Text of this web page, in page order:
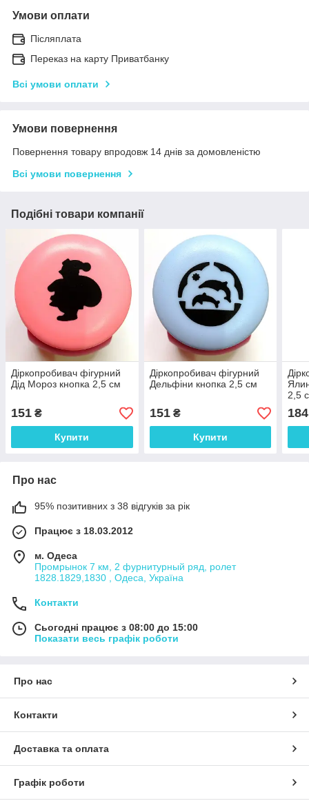
Умови оплати
Післяплата
Переказ на карту Приватбанку
Всі умови оплати
Умови повернення
Повернення товару впродовж 14 днів за домовленістю
Всі умови повернення
Подібні товари компанії
Діркопробивач фігурний
Дід Мороз кнопка 2,5 см
151 ₴
Купити
Діркопробивач фігурний
Дельфіни кнопка 2,5 см
151₴
Купити
2,5
184
Про нас
95% позитивних з 38 відгуків за рік
Працює з 18.03.2012
м. Одеса
Промрынок 7 км, 2 фурнитурный ряд, ролет
1828.1829,1830 , Одеса, Україна
Контакти
Сьогодні працює з 08:00 до 15:00
Показати весь графік роботи
Про нас
Контакти
Доставка та оплата
Графік роботи